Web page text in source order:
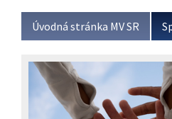
Úvodná stránka MV SR